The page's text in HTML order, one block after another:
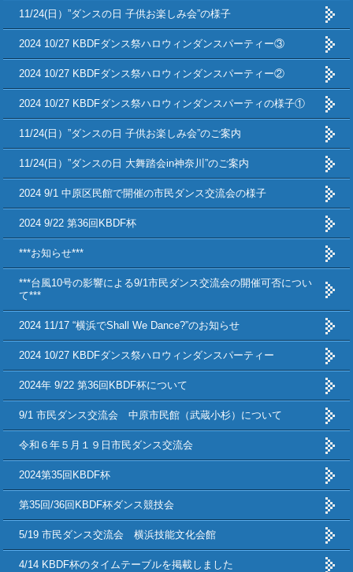
11/24(日）”ダンスの日 子供お楽しみ会”の様子
2024 10/27 KBDFダンス祭ハロウィンダンスパーティー③
2024 10/27 KBDFダンス祭ハロウィンダンスパーティー②
2024 10/27 KBDFダンス祭ハロウィンダンスパーティの様子①
11/24(日）”ダンスの日 子供お楽しみ会”のご案内
11/24(日）”ダンスの日 大舞踏会in神奈川”のご案内
2024 9/1 中原区民館で開催の市民ダンス交流会の様子
2024 9/22 第36回KBDF杯
***お知らせ***
***台風10号の影響による9/1市民ダンス交流会の開催可否につい
て***
2024 11/17 “横浜でShall We Dance?”のお知らせ
2024 10/27 KBDFダンス祭ハロウィンダンスパーティー
2024年 9/22 第36回KBDF杯について
9/1 市民ダンス交流会 中原市民館（武蔵小杉）について
令和６年５月１９日市民ダンス交流会
2024第35回KBDF杯
第35回/36回KBDF杯ダンス競技会
5/19 市民ダンス交流会 横浜技能文化会館
4/14 KBDF杯のタイムテーブルを掲載しました